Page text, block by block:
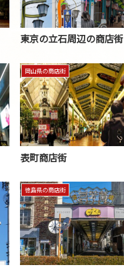
東京の立石周辺の商店街
岡山県の商店街
表町商店街
徳島県の商店街